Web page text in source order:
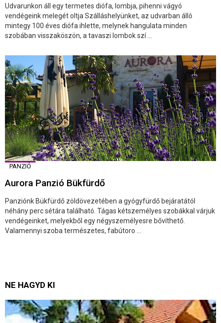
Udvarunkon áll egy termetes diófa, lombja, pihenni vágyó
vendégeink melegét oltja Szálláshelyünket, az udvarban álló
mintegy 100 éves diófa ihlette, melynek hangulata minden
szobában visszaköszön, a tavaszi lombok szí ...
PANZIÓ
Aurora Panzió Bükfürdő
Panziónk Bükfürdő zöldövezetében a gyógyfürdő bejáratától
néhány perc sétára található. Tágas kétszemélyes szobákkal várjuk
vendégeinket, melyekből egy négyszemélyesre bővíthető.
Valamennyi szoba természetes, fabútoro ...
NE HAGYD KI